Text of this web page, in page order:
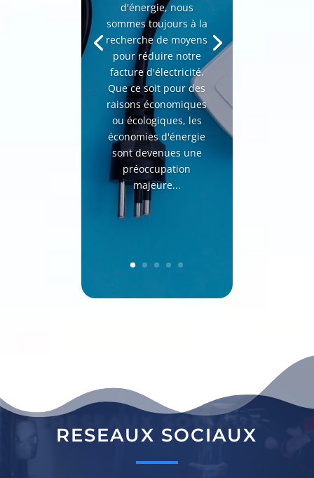
d'énergie, nous
sommes toujours à la
recherche de moyens
pour réduire notre
facture d'électricité.
Que ce soit pour des
raisons économiques
ou écologiques, les
économies d'énergie
sont devenues une
préoccupation
majeure...
RESEAUX SOCIAUX
RESEAUX SOCIAUX